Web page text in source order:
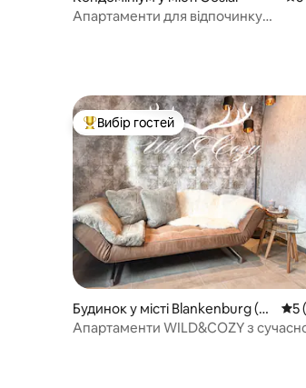
Апартаменти для відпочинку
Топ вибір гостей
Вибір гостей
Будинок у місті Blankenburg (H
arz)
5
Апартаменти WILD&COZY з